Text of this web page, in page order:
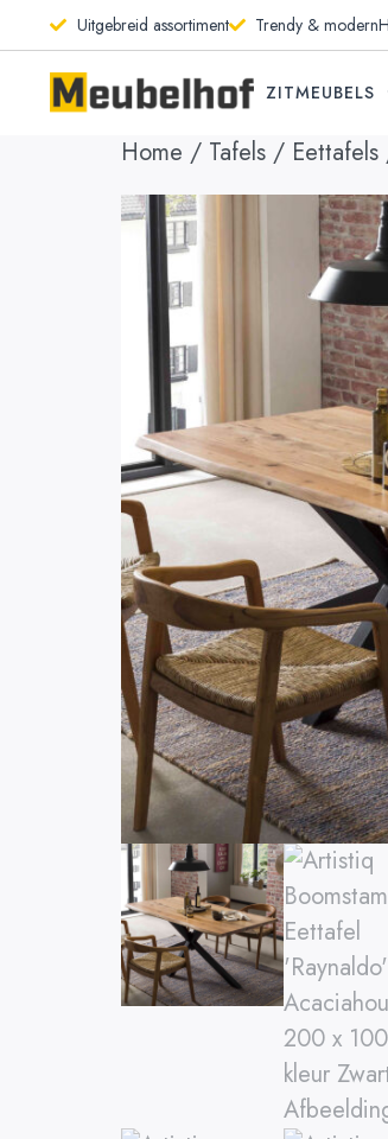
Uitgebreid assortiment Trendy & modern
ZITMEUBELS
Home / Tafels / Eettafels